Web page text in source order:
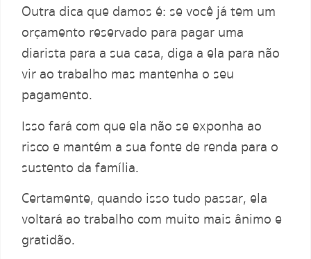
Outra dica que damos é: se você já tem um
orçamento reservado para pagar uma
diarista para a sua casa, diga a ela para não
vir ao trabalho mas mantenha o seu
pagamento.
Isso fará com que ela não se exponha ao
risco e mantém a sua fonte de renda para o
sustento da família.
Certamente, quando isso tudo passar, ela
voltará ao trabalho com muito mais ânimo e
gratidão.